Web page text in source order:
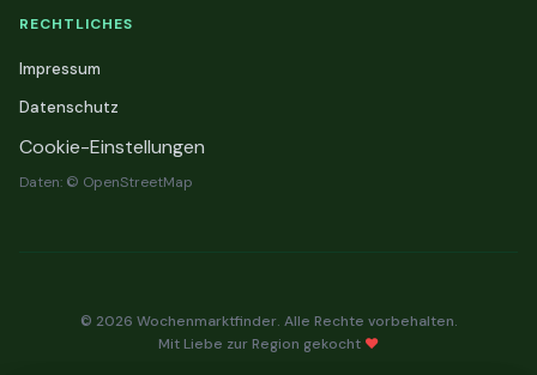
RECHTLICHES
Impressum
Datenschutz
Cookie-Einstellungen
Daten: © OpenStreetMap
© 2026 Wochenmarktfinder. Alle Rechte vorbehalten.
Mit Liebe zur Region gekocht ❤